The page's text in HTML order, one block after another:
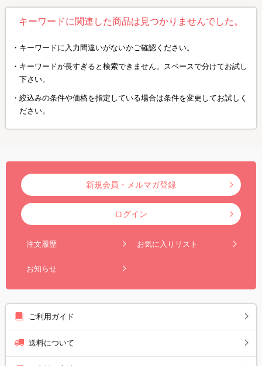
キーワードに関連した商品は見つかりませんでした。
キーワードに入力間違いがないかご確認ください。
キーワードが長すぎると検索できません。スペースで分けてお試し
下さい。
絞込みの条件や価格を指定している場合は条件を変更してお試しく
ださい。
新規会員・メルマガ登録
ログイン
注文履歴 お気に入りリスト
お知らせ
ご利用ガイド
送料について